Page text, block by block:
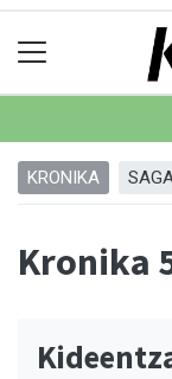
KRONIKA
Kronika